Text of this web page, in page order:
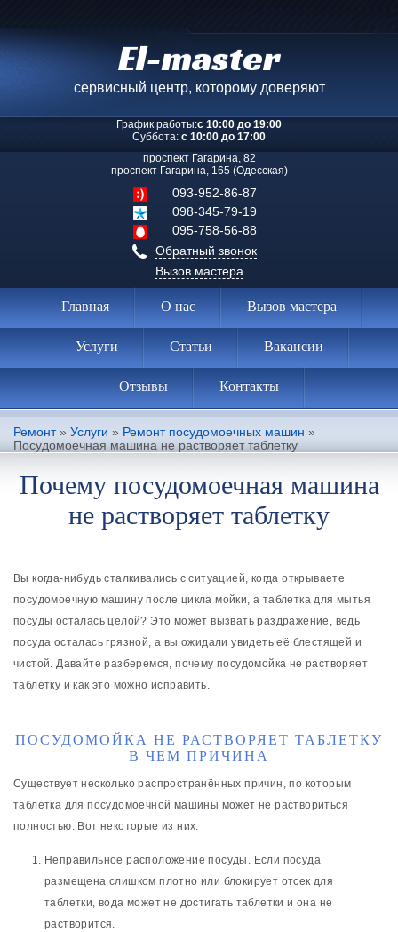
El-master
сервисный центр, которому доверяют
График работы:с 10:00 до 19:00
Суббота: с 10:00 до 17:00
проспект Гагарина, 82
проспект Гагарина, 165 (Одесская)
093-952-86-87
098-345-79-19
095-758-56-88
Обратный звонок
Вызов мастера
Главная О нас Вызов мастера
Услуги Статьи Вакансии
Отзывы Контакты
Ремонт» Услуги » Ремонт посудомоечных машин »
Посудомоечная машина не растворяет таблетку
Почему посудомоечная машина
не растворяет таблетку
Вы когда-нибудь сталкивались с ситуацией, когда открываете
посудомоечную машину после цикла мойки, а таблетка для мытья
посуды осталась целой? Это может вызвать раздражение, ведь
посуда осталась грязной, а вы ожидали увидеть её блестящей и
чистой. Давайте разберемся, почему посудомойка не растворяет
таблетку и как это можно исправить.
ПОСУДОМОЙКА НЕ РАСТВОРЯЕТ ТАБЛЕТКУ
В ЧЕМ ПРИЧИНА
Существует несколько распространённых причин, по которым
таблетка для посудомоечной машины может не раствориться
полностью. Вот некоторые из них:
Неправильное расположение посуды. Если посуда
размещена слишком плотно или блокирует отсек для
таблетки, вода может не достигать таблетки и она не
растворится.